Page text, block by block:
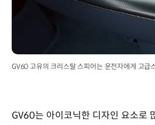
GV60 고유의 크리스탈 스피어는 운전자에게 고급
GV60는 아이코닉한 디자인 요소로